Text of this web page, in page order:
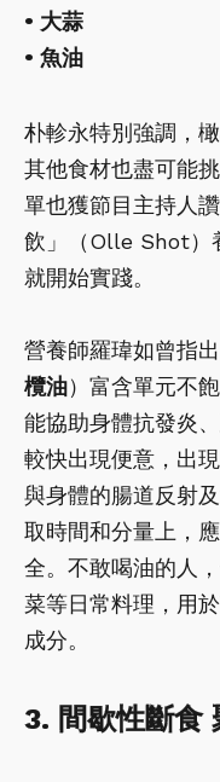
• 大蒜
• 魚油
朴軫永特別強調，
其他食材也盡可能
單也獲節目主持人
飲」（Olle Shot）
就開始實踐。
營養師羅瑋如曾指
欖油）富含單元不
能協助身體抗發炎
較快出現便意，出
與身體的腸道反射
取時間和分量上，
全。不敢喝油的人
菜等日常料理，用
成分。
3. 間歇性斷食